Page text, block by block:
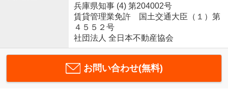
兵庫県知事 (4) 第204002号
賃貸管理業免許 国土交通大臣（１）第
４５５２号
社団法人 全日本不動産協会
お問い合わせ(無料)